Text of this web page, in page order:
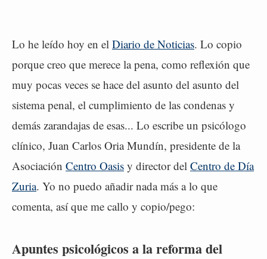
Lo he leído hoy en el Diario de Noticias. Lo copio
porque creo que merece la pena, como reflexión que
muy pocas veces se hace del asunto del asunto del
sistema penal, el cumplimiento de las condenas y
demás zarandajas de esas... Lo escribe un psicólogo
clínico, Juan Carlos Oria Mundín, presidente de la
Asociación Centro Oasis y director del Centro de Día
Zuria. Yo no puedo añadir nada más a lo que
comenta, así que me callo y copio/pego:
Apuntes psicológicos a la reforma del